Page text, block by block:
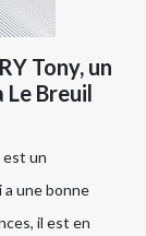
Tony, un
Breuil
est un
une bonne
il est en